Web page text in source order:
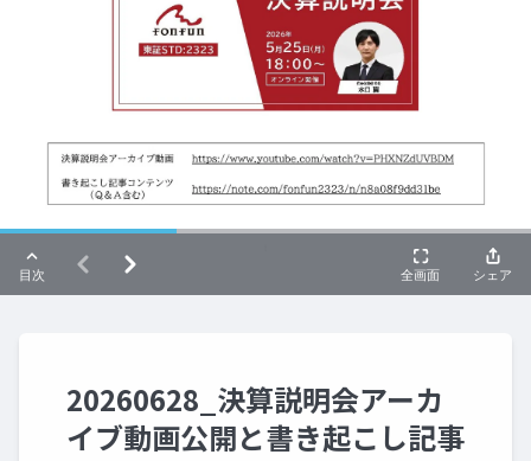
20260628_決算説明会アーカ
イブ動画公開と書き起こし記事